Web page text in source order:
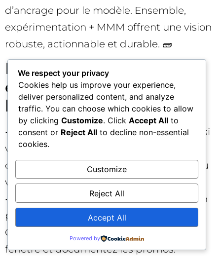
d’ancrage pour le modèle. Ensemble,
expérimentation + MMM offrent une vision
robuste, actionnable et durable. 🧱
Erreurs fréquentes à
éviter quand on mesure
l’incrémentalité
• Multiplier les variables pendant le test : si
vous changez l’audience, l’enchère et le
créatif à la fois, vous ne saurez jamais d’où
vient le lift. Testez un facteur à la fois.
• Oublier la saisonnalité : un lancement en
plein Black Friday fausse la lecture.
Comparez test et contrôle sur la même
fenêtre et documentez les promos.
We respect your privacy
Cookies help us improve your experience,
deliver personalized content, and analyze
traffic. You can choose which cookies to allow
by clicking Customize. Click Accept All to
consent or Reject All to decline non-essential
cookies.
Customize
Reject All
Accept All
Powered by